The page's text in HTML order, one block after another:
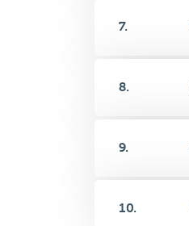
7.
8.
9.
10.